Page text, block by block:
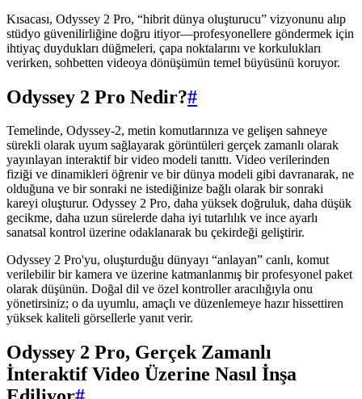
Kısacası, Odyssey 2 Pro, “hibrit dünya oluşturucu” vizyonunu alıp
stüdyo güvenilirliğine doğru itiyor—profesyonellere göndermek için
ihtiyaç duydukları düğmeleri, çapa noktalarını ve korkulukları
verirken, sohbetten videoya dönüşümün temel büyüsünü koruyor.
Odyssey 2 Pro Nedir?#
Temelinde, Odyssey-2, metin komutlarınıza ve gelişen sahneye
sürekli olarak uyum sağlayarak görüntüleri gerçek zamanlı olarak
yayınlayan interaktif bir video modeli tanıttı. Video verilerinden
fiziği ve dinamikleri öğrenir ve bir dünya modeli gibi davranarak, ne
olduğuna ve bir sonraki ne istediğinize bağlı olarak bir sonraki
kareyi oluşturur. Odyssey 2 Pro, daha yüksek doğruluk, daha düşük
gecikme, daha uzun sürelerde daha iyi tutarlılık ve ince ayarlı
sanatsal kontrol üzerine odaklanarak bu çekirdeği geliştirir.
Odyssey 2 Pro'yu, oluşturduğu dünyayı “anlayan” canlı, komut
verilebilir bir kamera ve üzerine katmanlanmış bir profesyonel paket
olarak düşünün. Doğal dil ve özel kontroller aracılığıyla onu
yönetirsiniz; o da uyumlu, amaçlı ve düzenlemeye hazır hissettiren
yüksek kaliteli görsellerle yanıt verir.
Odyssey 2 Pro, Gerçek Zamanlı
İnteraktif Video Üzerine Nasıl İnşa